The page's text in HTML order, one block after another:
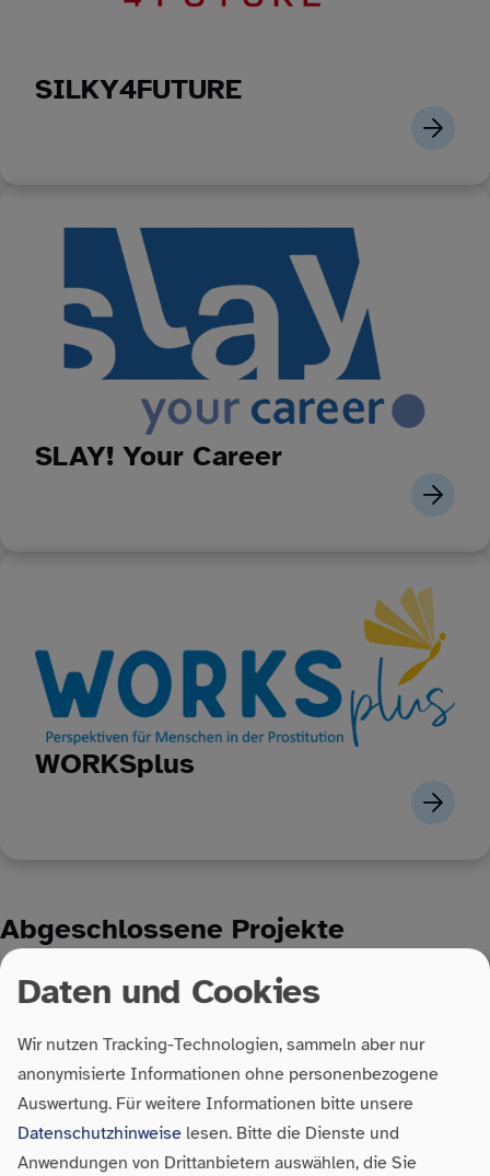
SILKY4FUTURE
SLAY! Your Career
WORKSplus
Abgeschlossene Projekte
Daten und Cookies
Wir nutzen Tracking-Technologien, sammeln aber nur
anonymisierte Informationen ohne personenbezogene
Auswertung. Für weitere Informationen bitte unsere
Datenschutzhinweise lesen. Bitte die Dienste und
Anwendungen von Drittanbietern auswählen, die Sie